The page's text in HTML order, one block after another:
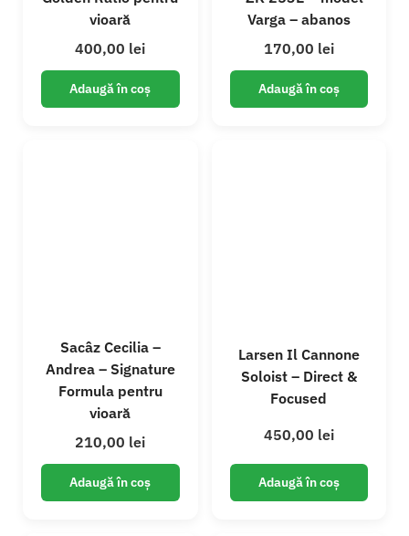
vioară
400,00 lei
Adaugă în coș
Varga – abanos
170,00 lei
Adaugă în coș
Sacâz Cecilia –
Andrea – Signature
Formula pentru
vioară
210,00 lei
Adaugă în coș
Larsen Il Cannone
Soloist – Direct &
Focused
450,00 lei
Adaugă în coș